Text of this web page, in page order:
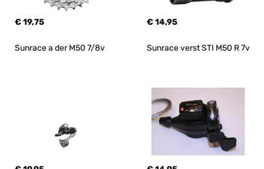
€ 19,75 € 14,95
Sunrace a der M50 7/8v Sunrace verst STI M50 R 7v